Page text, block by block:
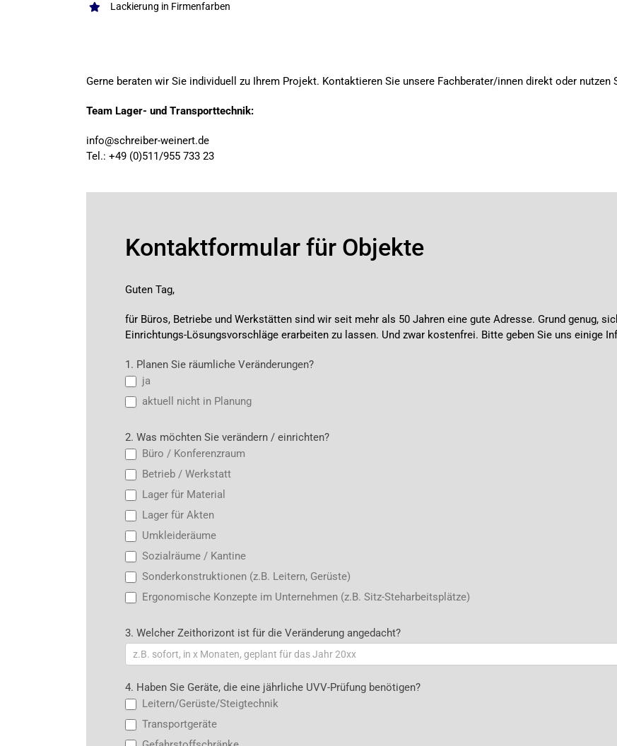
Lackierung in Firmenfarben
Gerne beraten wir Sie individuell zu Ihrem Projekt. Kontaktieren Sie unsere Fachberater/innen direkt oder nutzen
Team Lager- und Transporttechnik:
info@schreiber-weinert.de
Tel.: +49 (0)511/955 733 23
Kontaktformular für Objekte
Guten Tag,
für Büros, Betriebe und Werkstätten sind wir seit mehr als 50 Jahren eine gute Adresse. Grund genug,
Einrichtungs-Lösungsvorschläge erarbeiten zu lassen. Und zwar kostenfrei. Bitte geben Sie uns einige
Objektanfrageformular
DE
1. Planen Sie räumliche Veränderungen?
ja
aktuell nicht in Planung
2. Was möchten Sie verändern / einrichten?
Büro / Konferenzraum
Betrieb / Werkstatt
Lager für Material
Lager für Akten
Umkleideräume
Sozialräume / Kantine
Sonderkonstruktionen (z.B. Leitern, Gerüste)
Ergonomische Konzepte im Unternehmen (z.B. Sitz-Steharbeitsplätze)
3. Welcher Zeithorizont ist für die Veränderung angedacht?
4. Haben Sie Geräte, die eine jährliche UVV-Prüfung benötigen?
Leitern/Gerüste/Steigtechnik
Transportgeräte